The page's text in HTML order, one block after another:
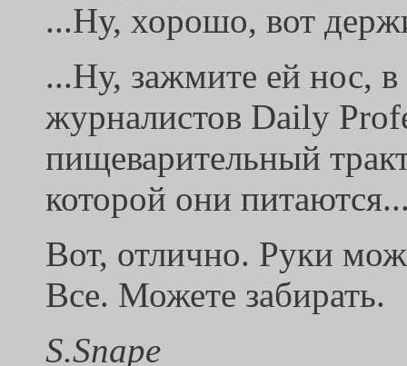
...Ну, хорошо, вот
...Ну, зажмите ей нос,
журналистов Daily
пищеварительный
которой они
Вот, отлично. Руки
Все. Можете забирать.
S.Snape